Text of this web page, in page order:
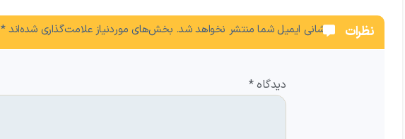
نظرات نشانی ایمیل شما منتشر نخواهد شد. بخش‌های موردنیاز علامت‌گذاری شده‌اند*
دیدگاه*